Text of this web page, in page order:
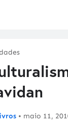
• maio 11,